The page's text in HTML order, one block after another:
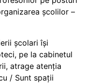
școlilor –
școlari își
pe la cabinetul
atrage atenția
/ Sunt spații